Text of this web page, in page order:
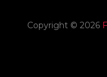
Copyright © 2026